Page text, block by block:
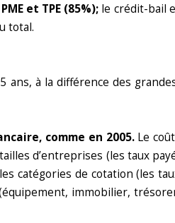
et TPE (85%); le crédit-bail
total.
à la différence des
comme en 2005.Le
d’entreprises (les taux
catégories de cotation (les
immobilier,